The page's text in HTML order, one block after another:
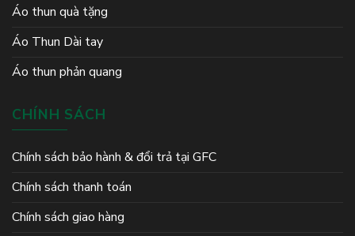
Áo thun quà tặng
Áo Thun Dài tay
Áo thun phản quang
CHÍNH SÁCH
Chính sách bảo hành & đổi trả tại GFC
Chính sách thanh toán
Chính sách giao hàng